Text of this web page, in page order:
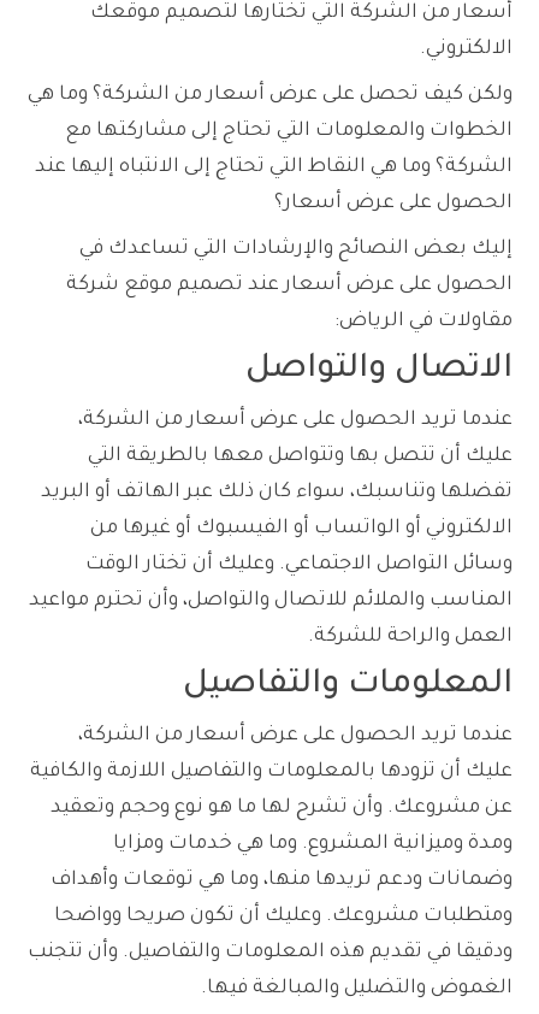
أسعار من الشركة التي تختارها لتصميم موقعك
الالكتروني.
ولكن كيف تحصل على عرض أسعار من الشركة؟ وما هي
الخطوات والمعلومات التي تحتاج إلى مشاركتها مع
الشركة؟ وما هي النقاط التي تحتاج إلى الانتباه إليها عند
الحصول على عرض أسعار؟
إليك بعض النصائح والإرشادات التي تساعدك في
الحصول على عرض أسعار عند تصميم موقع شركة
مقاولات في الرياض:
الاتصال والتواصل
عندما تريد الحصول على عرض أسعار من الشركة،
عليك أن تتصل بها وتتواصل معها بالطريقة التي
تفضلها وتناسبك، سواء كان ذلك عبر الهاتف أو البريد
الالكتروني أو الواتساب أو الفيسبوك أو غيرها من
وسائل التواصل الاجتماعي. وعليك أن تختار الوقت
المناسب والملائم للاتصال والتواصل، وأن تحترم مواعيد
العمل والراحة للشركة.
المعلومات والتفاصيل
عندما تريد الحصول على عرض أسعار من الشركة،
عليك أن تزودها بالمعلومات والتفاصيل اللازمة والكافية
عن مشروعك. وأن تشرح لها ما هو نوع وحجم وتعقيد
ومدة وميزانية المشروع. وما هي خدمات ومزايا
وضمانات ودعم تريدها منها، وما هي توقعات وأهداف
ومتطلبات مشروعك. وعليك أن تكون صريحا وواضحا
ودقيقا في تقديم هذه المعلومات والتفاصيل. وأن تتجنب
الغموض والتضليل والمبالغة فيها.